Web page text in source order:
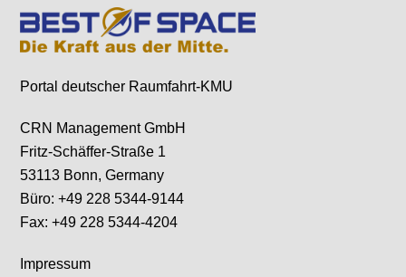
Portal deutscher Raumfahrt-KMU
CRN Management GmbH
Fritz-Schäffer-Straße 1
53113 Bonn, Germany
Büro: +49 228 5344-9144
Fax: +49 228 5344-4204
Impressum